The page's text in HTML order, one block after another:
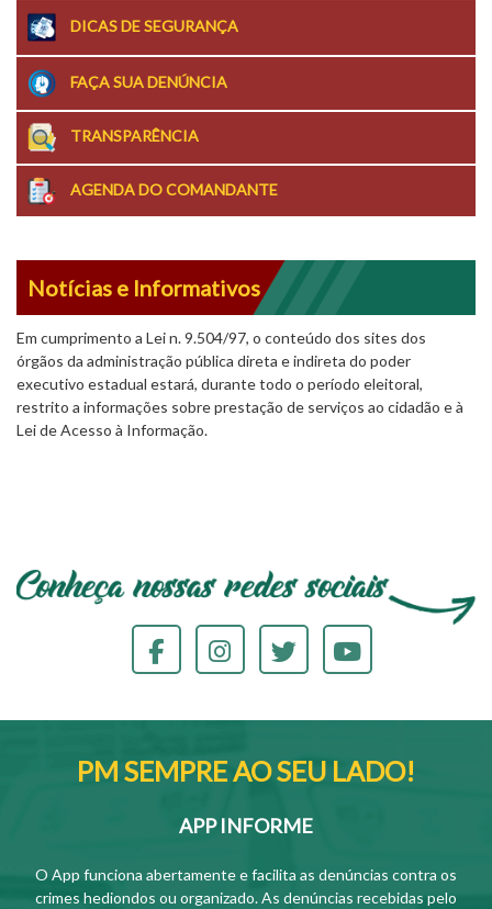
DICAS DE SEGURANÇA
FAÇA SUA DENÚNCIA
TRANSPARÊNCIA
AGENDA DO COMANDANTE
Notícias e Informativos
Em cumprimento a Lei n. 9.504/97, o conteúdo dos sites dos
órgãos da administração pública direta e indireta do poder
executivo estadual estará, durante todo o período eleitoral,
restrito a informações sobre prestação de serviços ao cidadão e à
Lei de Acesso à Informação.
PM SEMPRE AO SEU LADO!
APP INFORME
O App funciona abertamente e facilita as denúncias contra os
crimes hediondos ou organizado. As denúncias recebidas pelo